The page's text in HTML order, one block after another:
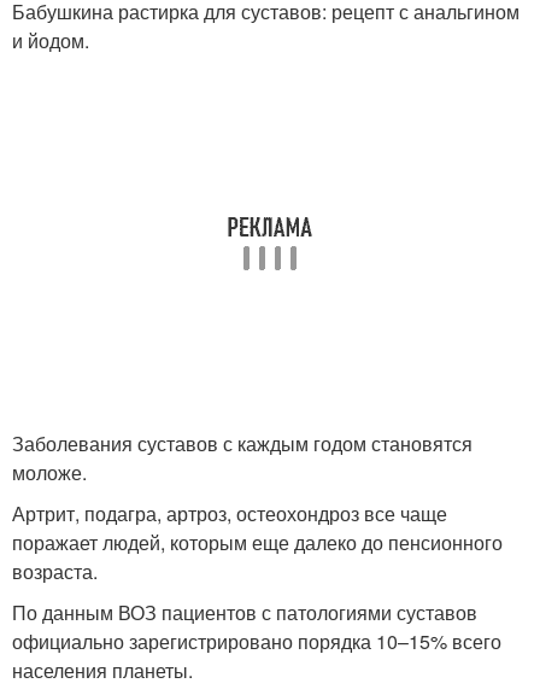
Бабушкина растирка для суставов: рецепт с анальгином
и йодом.
Заболевания суставов с каждым годом становятся
моложе.
Артрит, подагра, артроз, остеохондроз все чаще
поражает людей, которым еще далеко до пенсионного
возраста.
По данным ВОЗ пациентов с патологиями суставов
официально зарегистрировано порядка 10–15% всего
населения планеты.